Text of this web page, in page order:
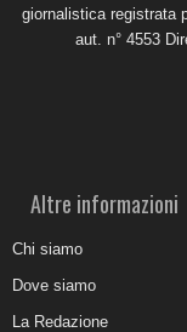
giornalistica registrata
aut. n° 4553
Altre informazioni
Chi siamo
Dove siamo
La Redazione